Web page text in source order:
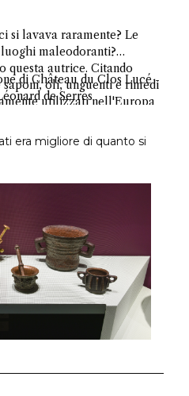
si lavava raramente? Le
maleodoranti?
questa autrice. Citando
oli, unguenti e rimedi
utilizzati nell'Europa
mito sull'igiene.
di Château du Clos Lucé -
de Serres
era migliore di quanto si